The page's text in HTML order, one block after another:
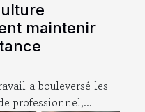
maintenir
a bouleversé les
professionnel,...